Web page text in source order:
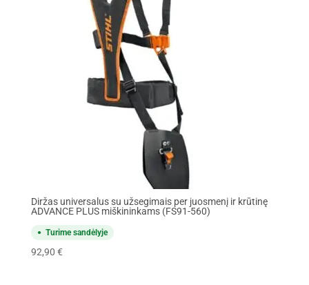
Diržas universalus su užsegimais per juosmenį ir krūtinę
ADVANCE PLUS miškininkams (FS91-560)
Turime sandėlyje
92,90 €